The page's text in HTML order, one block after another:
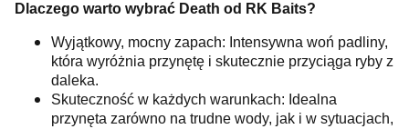
Dlaczego warto wybrać Death od RK Baits?
Wyjątkowy, mocny zapach: Intensywna woń padliny,
która wyróżnia przynętę i skutecznie przyciąga ryby z
daleka.
Skuteczność w każdych warunkach: Idealna
przynęta zarówno na trudne wody, jak i w sytuacjach,